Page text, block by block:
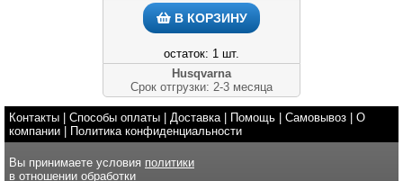
В КОРЗИНУ
остаток: 1 шт.
Husqvarna
Срок отгрузки: 2-3 месяца
Контакты Способы оплаты Доставка| Помощь Самовывоз
О
компании
Политика конфиденциальности
Вы принимаете условия политики
в отношении обработки